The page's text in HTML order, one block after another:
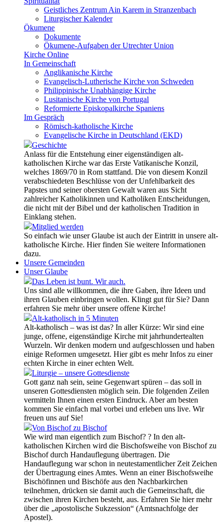
Geistliches Zentrum Ain Karem in Stranzenbach
Liturgischer Kalender
Ökumene
Dokumente
Ökumene-Aufgaben der Utrechter Union
Kirche Online
In Gemeinschaft
Anglikanische Kirche
Evangelisch-Lutherische Kirche von Schweden
Philippinische Unabhängige Kirche
Lusitanische Kirche von Portugal
Reformierte Episkopalkirche Spaniens
Im Gespräch
Römisch-katholische Kirche
Evangelische Kirche in Deutschland (EKD)
Geschichte
Anlass für die Entstehung einer eigenständigen alt-
katholischen Kirche war das Erste Vatikanische Konzil,
welches 1869/70 in Rom stattfand. Die von diesem Konzil
verabschiedeten Beschlüsse von der Unfehlbarkeit des
Papstes und seiner obersten Gewalt waren aus Sicht
zahlreicher Katholikinnen und Katholiken Entscheidungen,
die nicht mit der Bibel und der katholischen Tradition in
Einklang stehen.
Mitglied werden
So einfach wie unser Glaube ist auch der Eintritt in unsere alt-
katholische Kirche. Hier finden Sie weitere Informationen
dazu.
Unsere Gemeinden
Unser Glaube
Das Leben ist bunt. Wir auch.
Uns sind alle willkommen, die ihre Gaben, ihre Ideen und
ihren Glauben einbringen wollen. Klingt gut für Sie? Dann
erfahren Sie mehr über unsere offene Kirche!
Alt-katholisch in 5 Minuten
Alt-katholisch – was ist das? In aller Kürze: Wir sind eine
junge, offene, eigenständige Kirche mit jahrhundertealten
Wurzeln. Wir denken modern und aufgeschlossen und haben
einige Reformen umgesetzt. Hier gibt es mehr Infos zu einer
echten Kirche in einer echten Welt.
Liturgie – unsere Gottesdienste
Gott ganz nah sein, seine Gegenwart spüren – das soll in
unseren Gottesdiensten möglich sein. Die folgenden Zeilen
vermitteln Ihnen einen ersten Eindruck. Aber am besten
kommen Sie einfach mal vorbei und erleben uns live. Wir
freuen uns auf Sie!
Von Bischof zu Bischof
Wie wird man eigentlich zum Bischof? ? In den alt-
katholischen Kirchen wird die Bischofsweihe von Bischof zu
Bischof durch Handauflegung übertragen. Die
Handauflegung war schon in neutestamentlicher Zeit Zeichen
der Übertragung eines Amtes. Wenn an einer Bischofsweihe
Bischöfinnen und Bischöfe aus den Nachbarkirchen
teilnehmen, drücken sie damit auch die Gemeinschaft, die
zwischen ihren Kirchen besteht, aus. Erfahren Sie hier mehr
über die „apostolische Sukzession“ (Amtsnachfolge der
Apostel).